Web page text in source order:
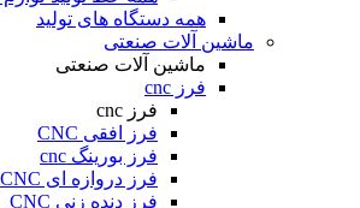
همه دستگاه های تولید
ماشین آلات صنعتی
ماشین آلات صنعتی
فرز cnc
فرز cnc
فرز افقی CNC
فرز بورینگ cnc
فرز دروازه ای CNC
فرز دنده زنی CNC